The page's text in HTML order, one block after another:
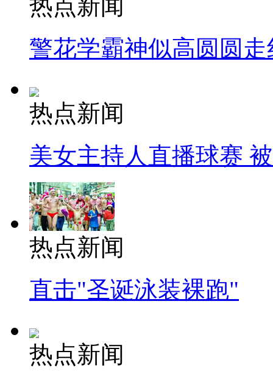
热点新闻
警花学霸神似高圆圆走
热点新闻
美女主持人直播球赛
热点新闻
直击"圣诞泳装裸跑"
热点新闻